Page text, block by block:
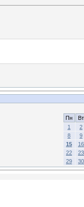
Пн
Вт
1
2
8
9
15
16
22
23
29
30